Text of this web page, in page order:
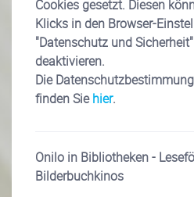
Cookies gesetzt. Diesen
Klicks in den Browser-
"Datenschutz und
deaktivieren.
Die
finden Siehier.
Onilo in Bibliotheken -
Bilderbuchkinos